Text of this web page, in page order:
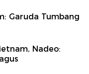
Garuda Tumbang
Nadeo: